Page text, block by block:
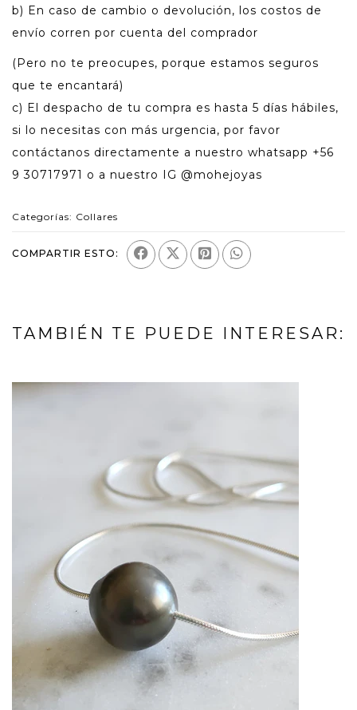
b) En caso de cambio o devolución, los costos de
envío corren por cuenta del comprador
(Pero no te preocupes, porque estamos seguros
que te encantará)
c) El despacho de tu compra es hasta 5 días hábiles,
si lo necesitas con más urgencia, por favor
contáctanos directamente a nuestro whatsapp +56
9 30717971 o a nuestro IG @mohejoyas
Categorías: Collares
COMPARTIR ESTO:
TAMBIÉN TE PUEDE INTERESAR: